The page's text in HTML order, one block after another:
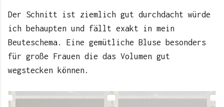
Der Schnitt ist ziemlich gut durchdacht würde
ich behaupten und fällt exakt in mein
Beuteschema. Eine gemütliche Bluse besonders
für große Frauen die das Volumen gut
wegstecken können.